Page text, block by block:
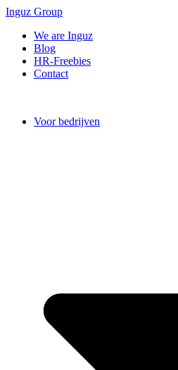
Inguz Group
We are Inguz
Blog
HR-Freebies
Contact
Voor bedrijven